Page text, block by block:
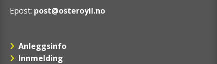
Epost: post@osteroyil.no
Anleggsinfo
Innmelding